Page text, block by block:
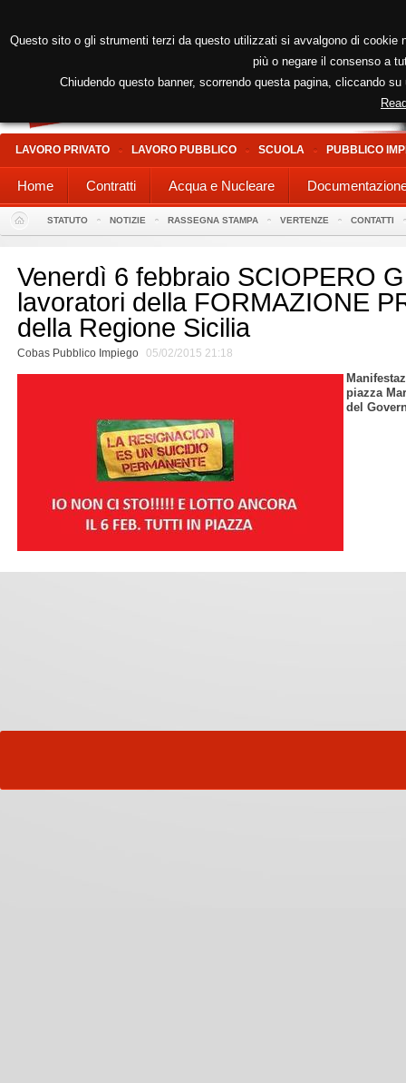
LAVORO PRIVATO LAVORO PUBBLICO SCUOLA PUBBLICO
Home Contratti Acqua e Nucleare
STATUTO NOTIZIE RASSEGNA STAMPA VERTENZE CONTATTI
Venerdì 6 febbraio SCIOPERO
lavoratori della FORMAZIONE
della Regione Sicilia
Cobas Pubblico Impiego 05/02/2015 21:18
piazza
del
Questo sito o gli strumenti terzi da questo utilizzati si avvalgono di
più o negare il consenso a
Chiudendo questo banner, scorrendo questa pagina, cliccando